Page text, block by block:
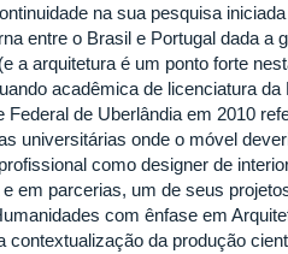
na sua pesquisa
entre o Brasil e Portugal dada a
a arquitetura é um ponto forte
acadêmica de licenciatura
Federal de Uberlândia em 2010
universitárias onde o móvel
como designer de
em parcerias, um de seus
com ênfase em
contextualização da produção